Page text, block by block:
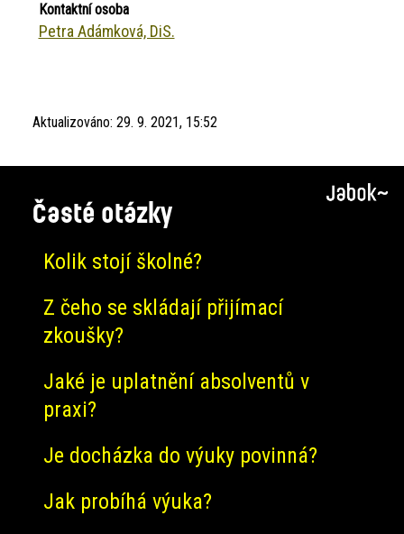
Kontaktní osoba
Petra Adámková, DiS.
Aktualizováno: 29. 9. 2021, 15:52
Časté otázky
Kolik stojí školné?
Z čeho se skládají přijímací
zkoušky?
Jaké je uplatnění absolventů v
praxi?
Je docházka do výuky povinná?
Jak probíhá výuka?